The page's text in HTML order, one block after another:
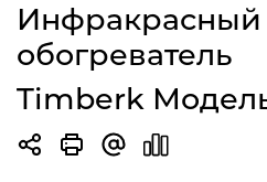
Инфракрасный
обогреватель
Timberk Модель